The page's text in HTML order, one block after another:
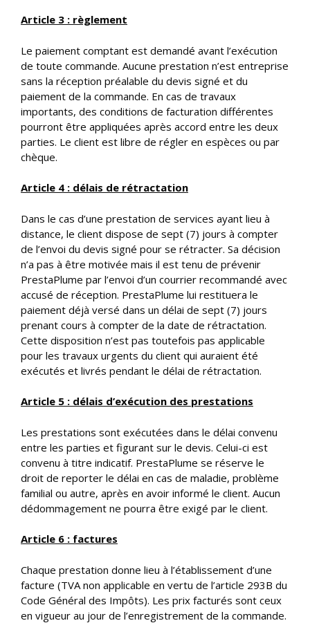
Article 3 : règlement
Le paiement comptant est demandé avant l’exécution
de toute commande. Aucune prestation n’est entreprise
sans la réception préalable du devis signé et du
paiement de la commande. En cas de travaux
importants, des conditions de facturation différentes
pourront être appliquées après accord entre les deux
parties. Le client est libre de régler en espèces ou par
chèque.
Article 4 : délais de rétractation
Dans le cas d’une prestation de services ayant lieu à
distance, le client dispose de sept (7) jours à compter
de l’envoi du devis signé pour se rétracter. Sa décision
n’a pas à être motivée mais il est tenu de prévenir
PrestaPlume par l’envoi d’un courrier recommandé avec
accusé de réception. PrestaPlume lui restituera le
paiement déjà versé dans un délai de sept (7) jours
prenant cours à compter de la date de rétractation.
Cette disposition n’est pas toutefois pas applicable
pour les travaux urgents du client qui auraient été
exécutés et livrés pendant le délai de rétractation.
Article 5 : délais d’exécution des prestations
Les prestations sont exécutées dans le délai convenu
entre les parties et figurant sur le devis. Celui-ci est
convenu à titre indicatif. PrestaPlume se réserve le
droit de reporter le délai en cas de maladie, problème
familial ou autre, après en avoir informé le client. Aucun
dédommagement ne pourra être exigé par le client.
Article 6 : factures
Chaque prestation donne lieu à l’établissement d’une
facture (TVA non applicable en vertu de l’article 293B du
Code Général des Impôts). Les prix facturés sont ceux
en vigueur au jour de l’enregistrement de la commande.